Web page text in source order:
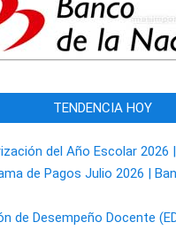
TENDENCIA HOY
del Año Escolar 2026 |
de Pagos Julio 2026 |
de Desempeño Docente